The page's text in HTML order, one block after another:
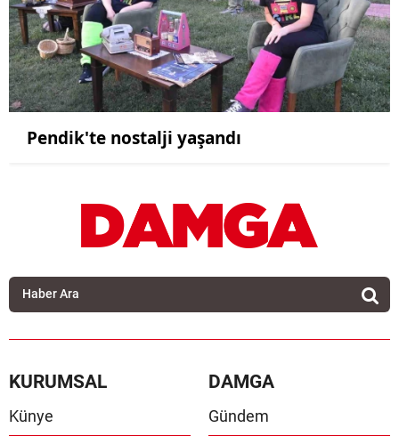
Pendik'te nostalji yaşandı
KURUMSAL
Künye
DAMGA
Gündem